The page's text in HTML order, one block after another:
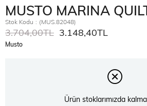
MUSTO MARINA
Stok Kodu (MUS.82048)
3.704,00TL 3.148,40TL
Musto
Ürün stoklarımızda